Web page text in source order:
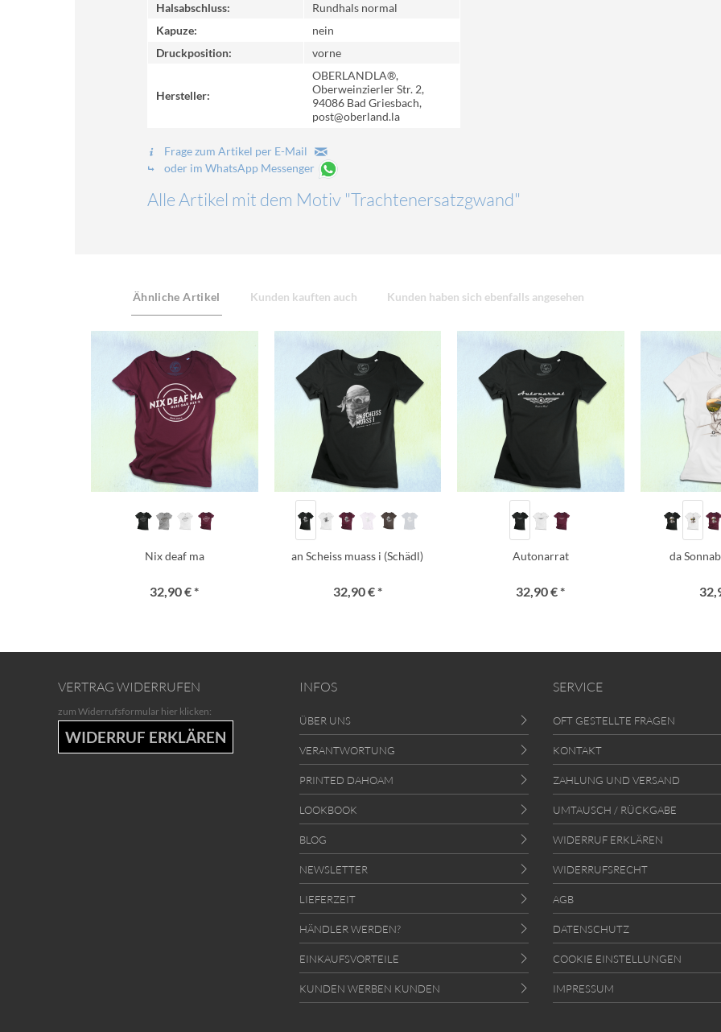
Halsabschluss:
Rundhals normal
Kapuze:
nein
Druckposition:
vorne
Hersteller:
OBERLANDLA®,
Oberweinzierler Str. 2,
94086 Bad Griesbach,
post@oberland.la
Frage zum Artikel per E-Mail
oder im WhatsApp Messenger
Alle Artikel mit dem Motiv "Trachtenersatzgwand"
Ähnliche Artikel Kunden kauften auch Kunden haben sich ebenfalls angesehen
Nix deaf ma
32,90 € *
an Scheiss muass i (Schädl)
32,90 € *
Autonarrat
32,90 € *
da
VERTRAG WIDERRUFEN
zum Widerrufsformular hier klicken:
WIDERRUF ERKLÄREN
INFOS
ÜBER UNS
VERANTWORTUNG
PRINTED DAHOAM
LOOKBOOK
BLOG
NEWSLETTER
LIEFERZEIT
HÄNDLER WERDEN?
EINKAUFSVORTEILE
KUNDEN WERBEN KUNDEN
SERVICE
OFT GESTELLTE FRAGEN
KONTAKT
ZAHLUNG UND VERSAND
UMTAUSCH / RÜCKGABE
WIDERRUF ERKLÄREN
WIDERRUFSRECHT
AGB
DATENSCHUTZ
COOKIE EINSTELLUNGEN
IMPRESSUM